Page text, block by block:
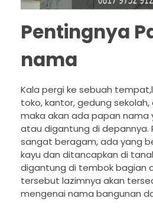
Pentingnya
nama
Kala pergi ke sebuah
toko, kantor, gedung sekolah,
maka akan ada papan
atau digantung di depannya.
sangat beragam, ada yang
kayu dan ditancapkan di
digantung di tembok bagian
tersebut lazimnya akan
mengenai nama bangunan